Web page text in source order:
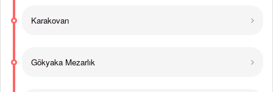
Karakovan
Gökyaka Mezarlık